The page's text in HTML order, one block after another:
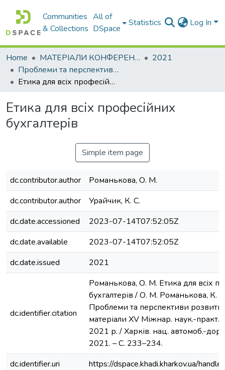
Communities
& Collections
All of
DSpace
Statistics Log In
Home МАТЕРІАЛИ КОНФЕРЕНЦІЙ
2021
Проблеми та перспективи розвитку підприємництва
Етика для всіх професійних бухгалтерів
Етика для всіх професійних
бухгалтерів
Simple item page
dc.contributor.author
Романькова, О. М.
dc.contributor.author
Урайчик, К. С.
dc.date.accessioned
2023-07-14T07:52:05Z
dc.date.available
2023-07-14T07:52:05Z
dc.date.issued
2021
dc.identifier.citation
Романькова, О. М. Етика для всіх
бухгалтерів / О. М. Романькова, К.
Проблеми та перспективи
матеріали ХV Міжнар. наук.-практ.
2021 р. / Харків. нац. автомоб.-дор.
2021. – С. 233–234.
dc.identifier.uri
https://dspace.khadi.kharkov.ua/